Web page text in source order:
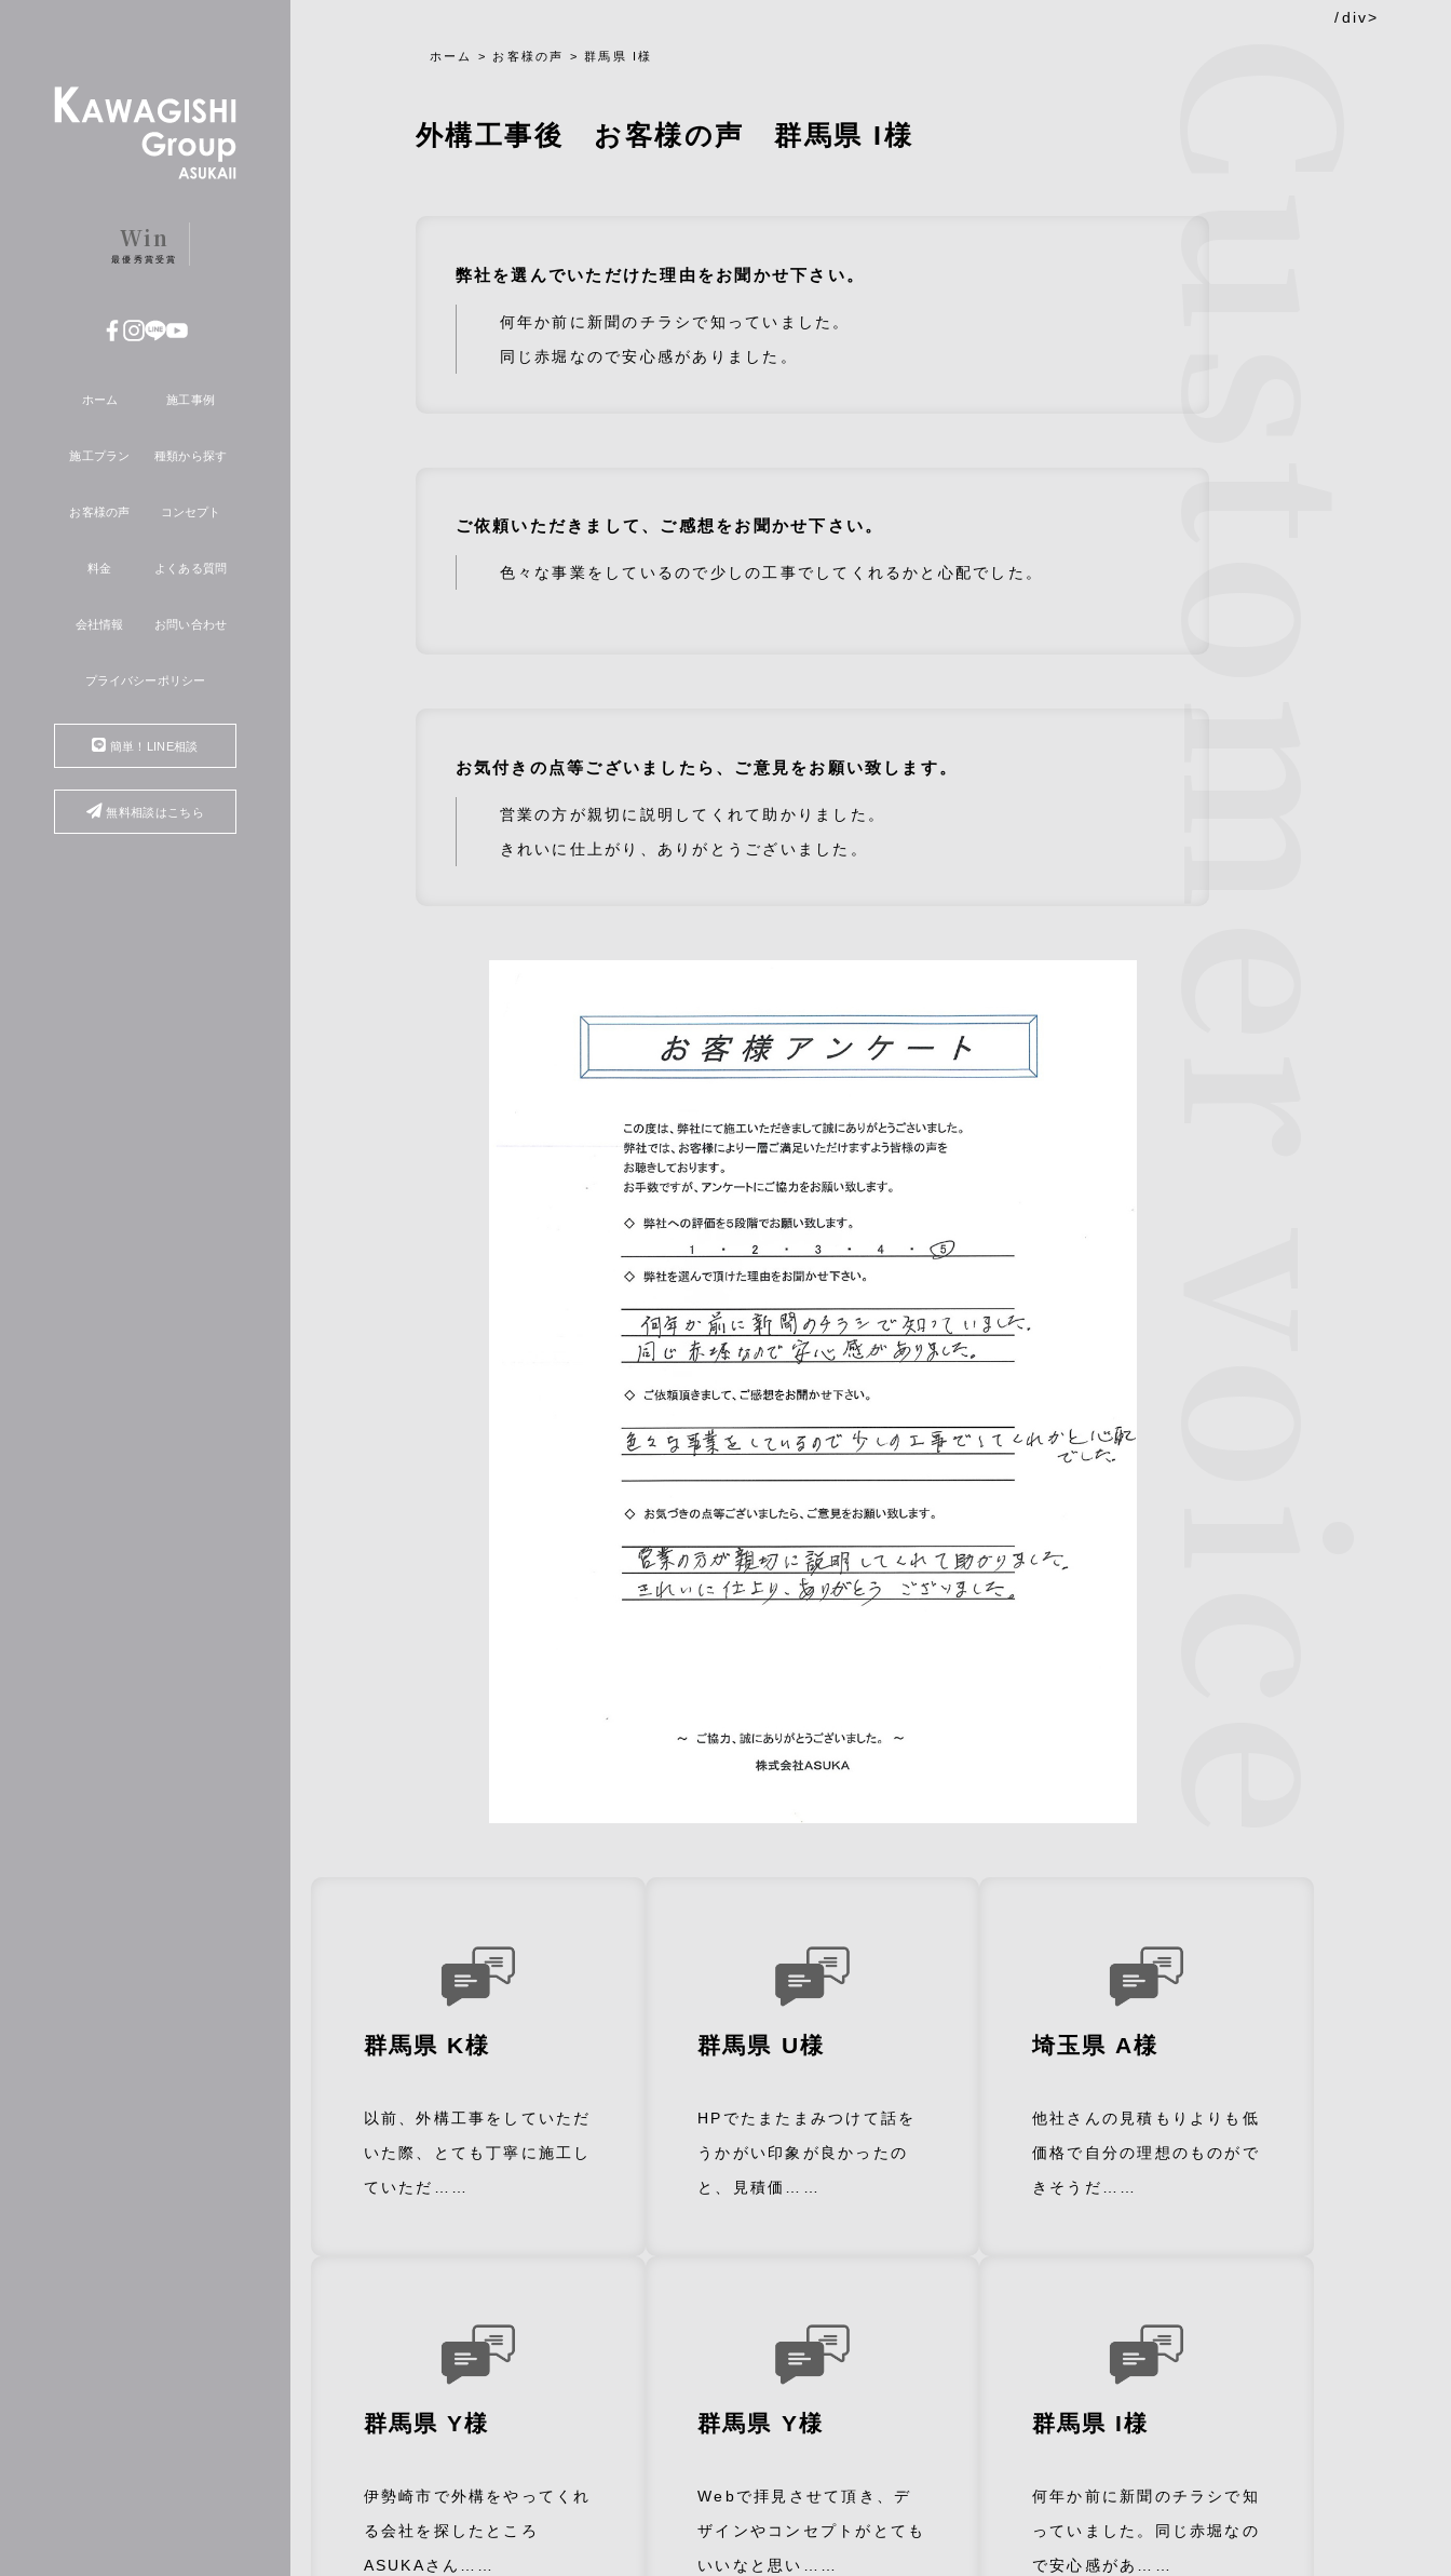
Win
最優秀賞受賞
ホーム 施工事例
施工プラン 種類から探す
お客様の声 コンセプト
料金 よくある質問
会社情報 お問い合わせ
プライバシーポリシー
簡単！LINE相談
無料相談はこちら
ホーム > お客様の声 >群馬県 I様 Customer voice
外構工事後 お客様の声 群馬県 I様
弊社を選んでいただけた理由をお聞かせ下さい。
何年か前に新聞のチラシで知っていました。
同じ赤堀なので安心感がありました。
ご依頼いただきまして、ご感想をお聞かせ下さい。
色々な事業をしているので少しの工事でしてくれるかと心配でした。
お気付きの点等ございましたら、ご意見をお願い致します。
営業の方が親切に説明してくれて助かりました。
きれいに仕上がり、ありがとうございました。
群馬県 K様
以前、外構工事をしていただ
いた際、とても丁寧に施工し
ていただ……
群馬県 U様
HPでたまたまみつけて話を
うかがい印象が良かったの
と、見積価……
埼玉県 A様
他社さんの見積もりよりも低
価格で自分の理想のものがで
きそうだ……
群馬県 Y様
伊勢崎市で外構をやってくれ
る会社を探したところ
ASUKAさん……
群馬県 Y様
Webで拝見させて頂き、デ
ザインやコンセプトがとても
いいなと思い……
群馬県 I様
何年か前に新聞のチラシで知
っていました。同じ赤堀なの
で安心感があ……
/div>